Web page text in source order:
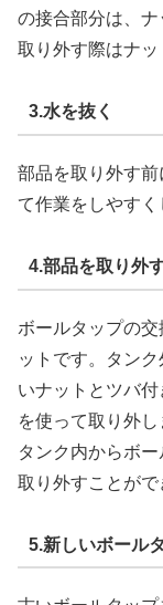
の接合部分は、ナ
取り外す際はナッ
3.水を抜く
部品を取り外す
て作業をしやすく
4.部品を取り外
ボールタップの
ットです。タン
いナットとツバ
を使って取り外
タンク内からボ
取り外すことがで
5.新しいボール